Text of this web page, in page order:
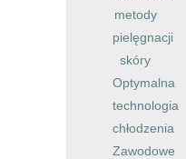
metody
pielęgnacji
skóry
Optymalna
technologia
chłodzenia
Zawodowe